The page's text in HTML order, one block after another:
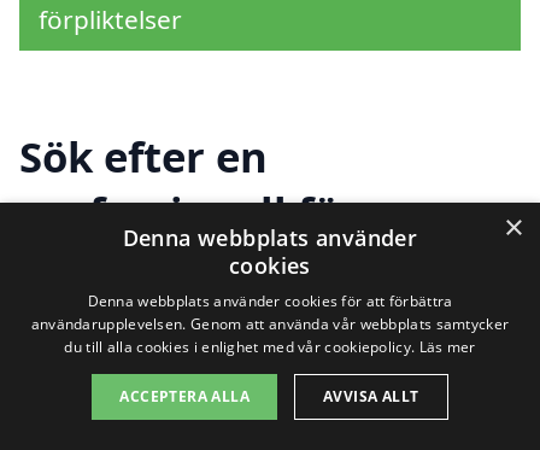
förpliktelser
Sök efter en
professionell för
kontrollansvarig i
andra städer nära
Alsike
×
Denna webbplats använder
cookies
Denna webbplats använder cookies för att förbättra
användarupplevelsen. Genom att använda vår webbplats samtycker
du till alla cookies i enlighet med vår cookiepolicy. Läs mer
ACCEPTERA ALLA AVVISA ALLT